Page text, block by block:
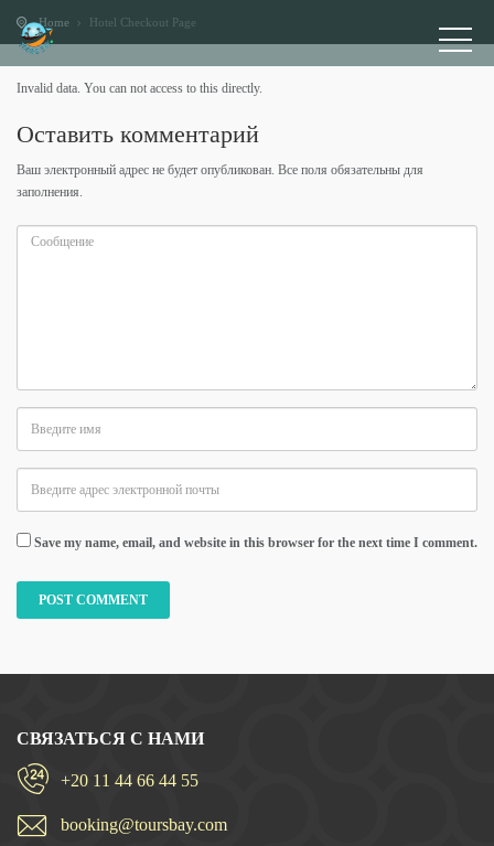
Home Hotel Checkout Page
Invalid data. You can not access to this directly.
Оставить комментарий
Ваш электронный адрес не будет опубликован. Все поля обязательны для
заполнения.
Save my name, email, and website in this browser for the next time I comment.
СВЯЗАТЬСЯ С НАМИ
+20 11 44 66 44 55
booking@toursbay.com